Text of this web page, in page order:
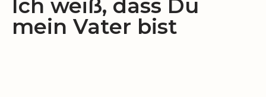
Ich weiß, dass Du
mein Vater bist